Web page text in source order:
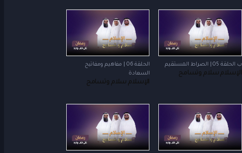
ب الحلقة 05 | الصراط المستقيم
الإسلام سلام وتسامح
الحلقة 06 | مفاهيم ومفاتيح
السعادة
الإسلام سلام وتسامح